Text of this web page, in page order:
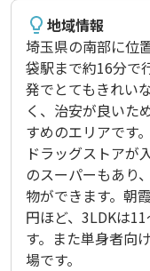
地域情報
埼玉県の南部に位
袋駅まで約16分で
発でとてもきれい
く、治安が良いた
すめのエリアです
ドラッグストアが
のスーパーもあり
物ができます。朝
円ほど、3LDKは
す。また単身者向
場です。